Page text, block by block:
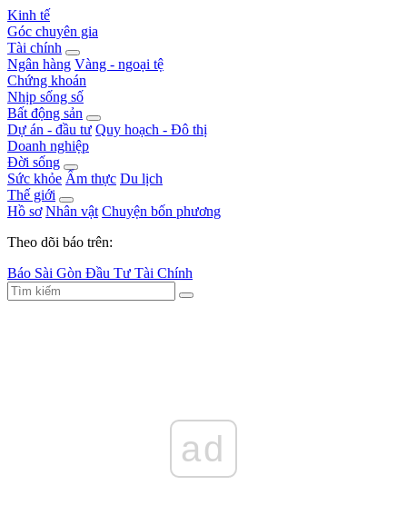
Kinh tế
Góc chuyên gia
Tài chính
Ngân hàng Vàng - ngoại tệ
Chứng khoán
Nhịp sống số
Bất động sản
Dự án - đầu tư Quy hoạch - Đô thị
Doanh nghiệp
Đời sống
Sức khỏe Ẩm thực Du lịch
Thế giới
Hồ sơ Nhân vật Chuyện bốn phương
Theo dõi báo trên:
Báo Sài Gòn Đầu Tư Tài Chính
ad